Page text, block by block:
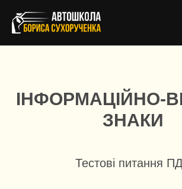
ІНФОРМАЦІЙНО-
ЗНАКИ
Тестові питання